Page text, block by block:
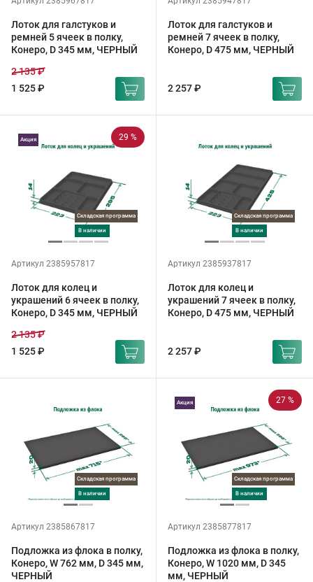
Лоток для галстуков и
ремней 5 ячеек в полку,
Конеро, D 345 мм, ЧЕРНЫЙ
1 525 ₽
2 135 ₽
Лоток для галстуков и
ремней 7 ячеек в полку,
Конеро, D 475 мм, ЧЕРНЫЙ
2 257 ₽
29 %
Складская программа
в наличии
Акция
Артикул 2385957817
Лоток для колец и
украшений 6 ячеек в полку,
Конеро, D 345 мм, ЧЕРНЫЙ
1 525 ₽
2 135 ₽
Складская программа
в наличии
Артикул 2385937817
Лоток для колец и
украшений 7 ячеек в полку,
Конеро, D 475 мм, ЧЕРНЫЙ
2 257 ₽
Складская программа
в наличии
Артикул 2385867817
Подложка из флока в полку,
Конеро, W 762 мм, D 345 мм,
ЧЕРНЫЙ
27 %
Складская программа
в наличии
Акция
Артикул 2385877817
Подложка из флока в полку,
Конеро, W 1020 мм, D 345
мм, ЧЕРНЫЙ